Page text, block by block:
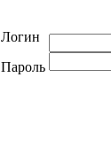
Логин
Пароль